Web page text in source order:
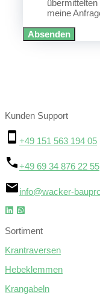
meine
Absenden
Kunden Support
+49 151 563 194 05
+49 69 34 876 22 55
info@wacker-
Sortiment
Krantraversen
Hebeklemmen
Krangabeln